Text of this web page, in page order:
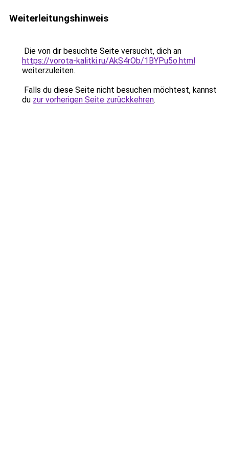
Weiterleitungshinweis
Die von dir besuchte Seite versucht, dich an
https://vorota-kalitki.ru/AkS4rOb/1BYPu5o.html
weiterzuleiten.
Falls du diese Seite nicht besuchen möchtest, kannst
du zur vorherigen Seite zurückkehren.